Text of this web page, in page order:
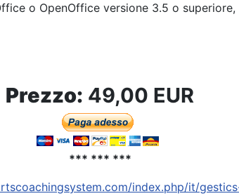
o OpenOffice versione 3.5 o superiore,
Prezzo: 49,00 EUR
*** *** ***
index.php/it/